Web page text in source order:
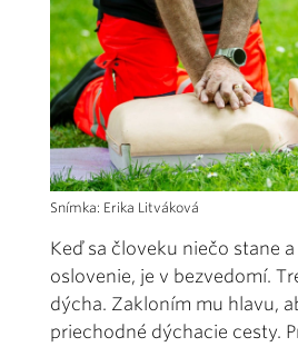
Snímka: Erika Litváková
Keď sa človeku niečo stane
oslovenie, je v bezvedomí.
dýcha. Zakloním mu hlavu,
priechodné dýchacie cesty.